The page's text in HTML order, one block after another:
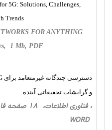
5G: Solutions, Challenges,
Trends
FOR ANYTHING
1 Mb, PDF
و گرایشات تحقیقاتی آینده
WORD